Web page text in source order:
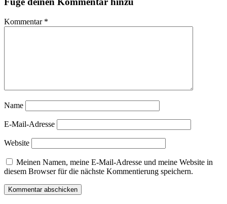
Kommentar *
Name
E-Mail-Adresse
Website
Meinen Namen, meine E-Mail-Adresse und meine Website in
diesem Browser für die nächste Kommentierung speichern.